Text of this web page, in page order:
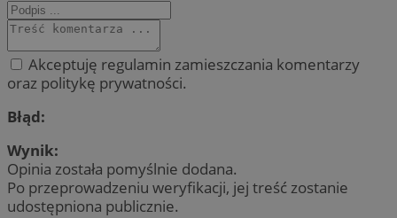
Akceptuję regulamin zamieszczania komentarzy
oraz politykę prywatności.
Błąd:
Wynik:
Opinia została pomyślnie dodana.
Po przeprowadzeniu weryfikacji, jej treść zostanie
udostępniona publicznie.